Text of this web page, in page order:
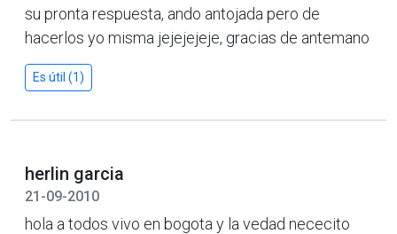
su pronta respuesta, ando antojada pero de
hacerlos yo misma jejejejeje, gracias de antemano
Es útil (1)
herlin garcia
21-09-2010
hola a todos vivo en bogota y la vedad nececito